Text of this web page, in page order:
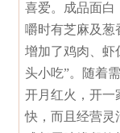
喜爱。成品面白
嚼时有芝麻及葱
增加了鸡肉、虾
头小吃”。随着
开月红火，开一
快，而且经营灵